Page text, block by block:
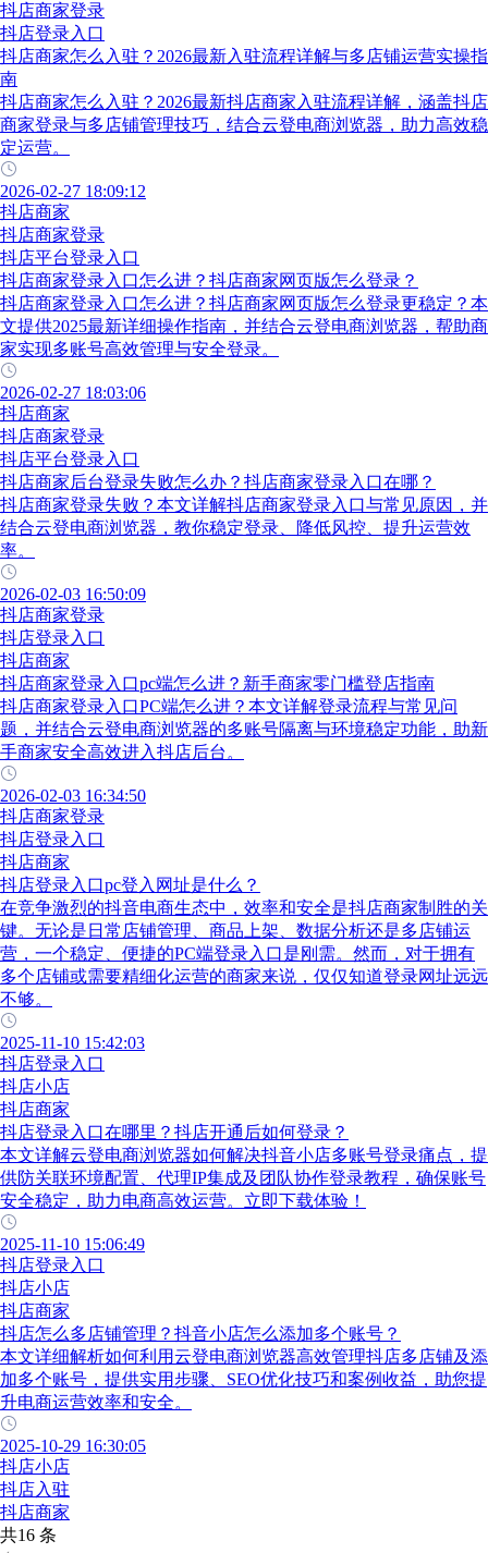
抖店商家登录
抖店登录入口
抖店商家怎么入驻？2026最新入驻流程详解与多店铺运营实操指
南
抖店商家怎么入驻？2026最新抖店商家入驻流程详解，涵盖抖店
商家登录与多店铺管理技巧，结合云登电商浏览器，助力高效稳
定运营。
2026-02-27 18:09:12
抖店商家
抖店商家登录
抖店平台登录入口
抖店商家登录入口怎么进？抖店商家网页版怎么登录？
抖店商家登录入口怎么进？抖店商家网页版怎么登录更稳定？本
文提供2025最新详细操作指南，并结合云登电商浏览器，帮助商
家实现多账号高效管理与安全登录。
2026-02-27 18:03:06
抖店商家
抖店商家登录
抖店平台登录入口
抖店商家后台登录失败怎么办？抖店商家登录入口在哪？
抖店商家登录失败？本文详解抖店商家登录入口与常见原因，并
结合云登电商浏览器，教你稳定登录、降低风控、提升运营效
率。
2026-02-03 16:50:09
抖店商家登录
抖店登录入口
抖店商家
抖店商家登录入口pc端怎么进？新手商家零门槛登店指南
抖店商家登录入口PC端怎么进？本文详解登录流程与常见问
题，并结合云登电商浏览器的多账号隔离与环境稳定功能，助新
手商家安全高效进入抖店后台。
2026-02-03 16:34:50
抖店商家登录
抖店登录入口
抖店商家
抖店登录入口pc登入网址是什么？
在竞争激烈的抖音电商生态中，效率和安全是抖店商家制胜的关
键。无论是日常店铺管理、商品上架、数据分析还是多店铺运
营，一个稳定、便捷的PC端登录入口是刚需。然而，对于拥有
多个店铺或需要精细化运营的商家来说，仅仅知道登录网址远远
不够。
2025-11-10 15:42:03
抖店登录入口
抖店小店
抖店商家
抖店登录入口在哪里？抖店开通后如何登录？
本文详解云登电商浏览器如何解决抖音小店多账号登录痛点，提
供防关联环境配置、代理IP集成及团队协作登录教程，确保账号
安全稳定，助力电商高效运营。立即下载体验！
2025-11-10 15:06:49
抖店登录入口
抖店小店
抖店商家
抖店怎么多店铺管理？抖音小店怎么添加多个账号？
本文详细解析如何利用云登电商浏览器高效管理抖店多店铺及添
加多个账号，提供实用步骤、SEO优化技巧和案例收益，助您提
升电商运营效率和安全。
2025-10-29 16:30:05
抖店小店
抖店入驻
抖店商家
共16 条